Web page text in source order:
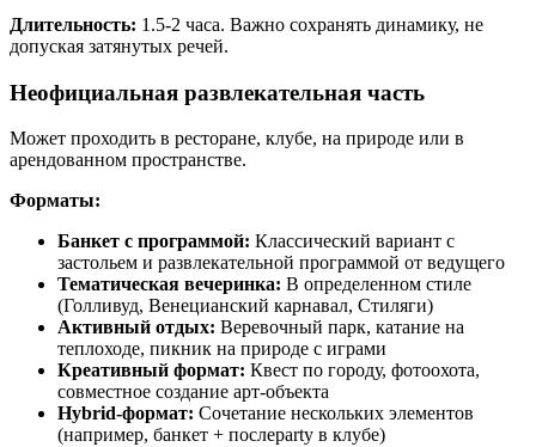
Длительность: 1.5-2 часа. Важно сохранять динамику, не
допуская затянутых речей.
Неофициальная развлекательная часть
Может проходить в ресторане, клубе, на природе или в
арендованном пространстве.
Форматы:
Банкет с программой: Классический вариант с
застольем и развлекательной программой от ведущего
Тематическая вечеринка: В определенном стиле
(Голливуд, Венецианский карнавал, Стиляги)
Активный отдых: Веревочный парк, катание на
теплоходе, пикник на природе с играми
Креативный формат: Квест по городу, фотоохота,
совместное создание арт-объекта
Hybrid-формат: Сочетание нескольких элементов
(например, банкет + послеparty в клубе)